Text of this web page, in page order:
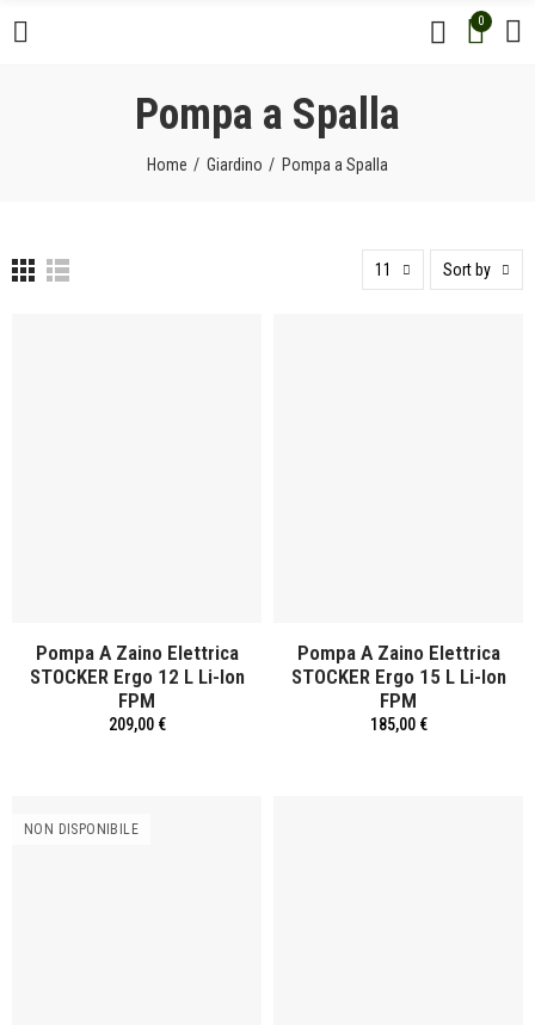
0
Pompa a Spalla
Home Giardino Pompa a Spalla
11 Sort by
Pompa A Zaino Elettrica
STOCKER Ergo 12 L Li-Ion
FPM
209,00 €
Pompa A Zaino Elettrica
STOCKER Ergo 15 L Li-Ion
FPM
185,00 €
NON DISPONIBILE